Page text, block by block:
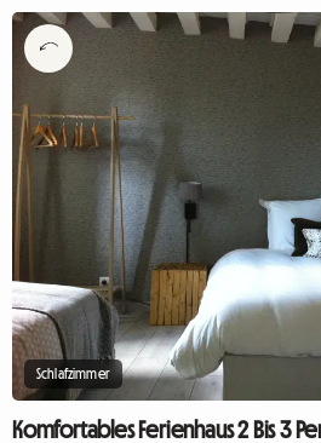
Schlafzimmer
Komfortables Ferienhaus 2 Bis 3